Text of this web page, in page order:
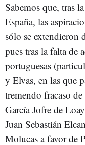
Sabemos que, tras
España, las
sólo se extendieron
pues tras la falta de
portuguesas
y Elvas, en las que
tremendo fracaso
García Jofre de
Juan Sebastián
Molucas a favor de